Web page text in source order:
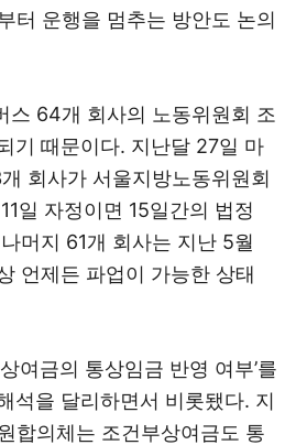
터 운행을 멈추는 방안도 논의
스 64개 회사의 노동위원회 조
기 때문이다. 지난달 27일 마
회사가 서울지방노동위원회
일 자정이면 15일간의 법정
머지 61개 회사는 지난 5월
언제든 파업이 가능한 상태
여금의 통상임금 반영 여부’를
석을 달리하면서 비롯됐다. 지
합의체는 조건부상여금도 통